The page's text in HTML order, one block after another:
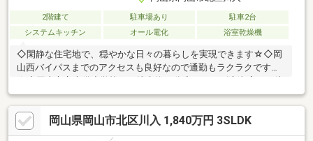
2階建て 駐車場あり
駐車2台
システムキッチン
オール電化 浴室乾燥機
◇閑静な住宅地で、穏やかな日々の暮らしを実現できます☆◇岡
山西バイパスまでのアクセスも良好なので通勤もラクラクです
歩約19分◇リフォームのご相談もお気軽にお申し付けください！
新しいライフスタイルにぜひご検討ください！《住宅のことなら
NINEにお任せ！》ご不安がある方はお気軽にご相談ください！不
動産購入には欠かせない大事な資金面のご相談もしっかりとご対
岡山県岡山市北区川入 1,840万円 3SLDK